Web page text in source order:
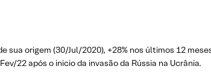
sua origem (30/Jul/2020), +28% nos últimos 12
22 após o inicio da invasão da Rússia na Ucrânia.